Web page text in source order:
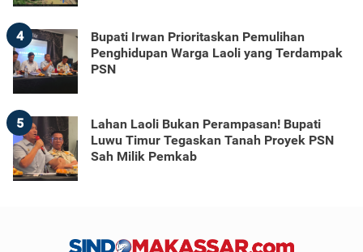
4
Bupati Irwan Prioritaskan Pemulihan
Penghidupan Warga Laoli yang Terdampak
PSN
5
Lahan Laoli Bukan Perampasan! Bupati
Luwu Timur Tegaskan Tanah Proyek PSN
Sah Milik Pemkab